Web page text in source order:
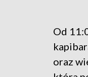
Od
oraz